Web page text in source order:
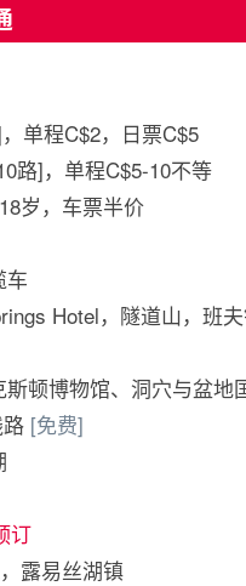
单程C$2，日票C$5
]，单程C$5-10不等
岁，车票半价
车
Hotel，隧道山，班
顿博物馆、洞穴与盆地
[免费]
订
露易丝湖镇